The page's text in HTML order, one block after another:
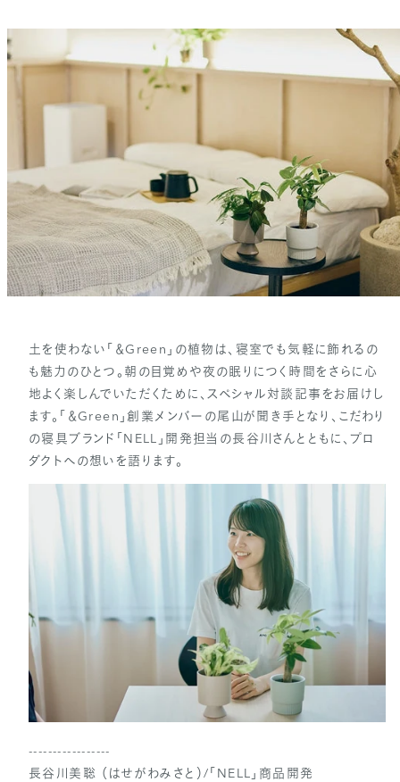
土を使わない「＆Green」の植物は、寝室でも気軽に飾れるの
も魅力のひとつ。朝の目覚めや夜の眠りにつく時間をさらに心
地よく楽しんでいただくために、スペシャル対談記事をお届けし
ます。「＆Green」創業メンバーの尾山が聞き手となり、こだわり
の寝具ブランド「NELL」開発担当の長谷川さんとともに、プロ
ダクトへの想いを語ります。
-----------------
長谷川美聡 （はせがわみさと）/「NELL」商品開発